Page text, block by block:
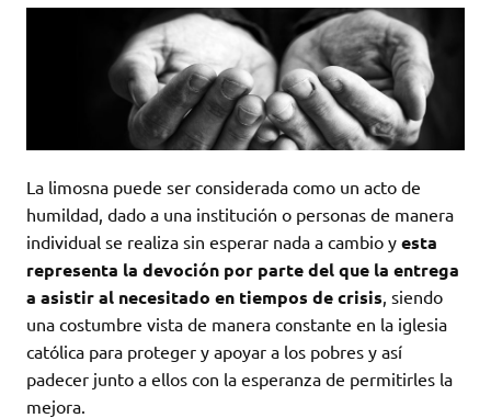
La limosna puede ser considerada como un acto de
humildad, dado a una institución o personas de manera
individual se realiza sin esperar nada a cambio y esta
representa la devoción por parte del que la entrega
a asistir al necesitado en tiempos de crisis , siendo
una costumbre vista de manera constante en la iglesia
católica para proteger y apoyar a los pobres y así
padecer junto a ellos con la esperanza de permitirles la
mejora.